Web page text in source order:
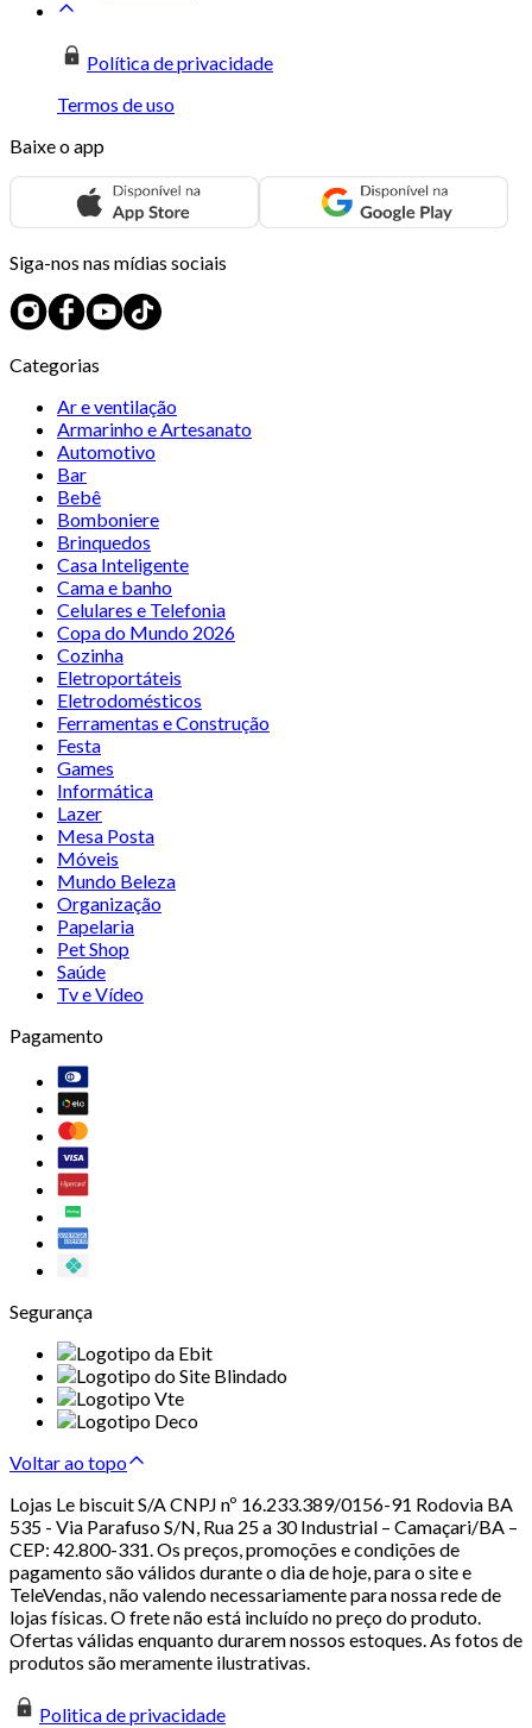
Política de privacidade
Termos de uso
Baixe o app
Siga-nos nas mídias sociais
Categorias
Ar e ventilação
Armarinho e Artesanato
Automotivo
Bar
Bebê
Bomboniere
Brinquedos
Casa Inteligente
Cama e banho
Celulares e Telefonia
Copa do Mundo 2026
Cozinha
Eletroportáteis
Eletrodomésticos
Ferramentas e Construção
Festa
Games
Informática
Lazer
Mesa Posta
Móveis
Mundo Beleza
Organização
Papelaria
Pet Shop
Saúde
Tv e Vídeo
Pagamento
Segurança
Voltar ao topo
Lojas Le biscuit S/A CNPJ nº 16.233.389/0156-91 Rodovia BA
535 - Via Parafuso S/N, Rua 25 a 30 Industrial – Camaçari/BA –
CEP: 42.800-331. Os preços, promoções e condições de
pagamento são válidos durante o dia de hoje, para o site e
TeleVendas, não valendo necessariamente para nossa rede de
lojas físicas. O frete não está incluído no preço do produto.
Ofertas válidas enquanto durarem nossos estoques. As fotos de
produtos são meramente ilustrativas.
Politica de privacidade